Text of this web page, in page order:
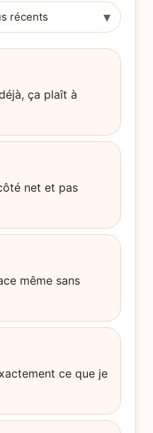
▾
ça plaît à
net et pas
même sans
ce que je